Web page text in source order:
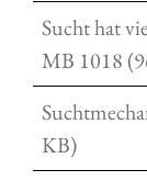
Sucht hat
MB 1018
KB)